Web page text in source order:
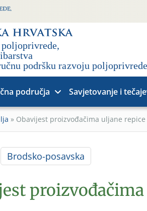
područja Savjetovanje i
» Obavijest proizvođačima uljane repice
Brodsko-posavska